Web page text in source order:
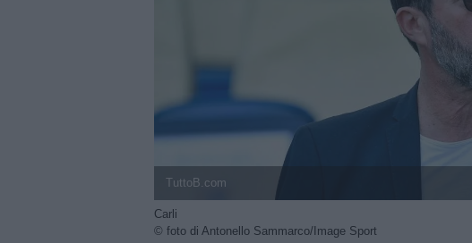
TuttoB.com
Carli
© foto di Antonello Sammarco/Image Sport